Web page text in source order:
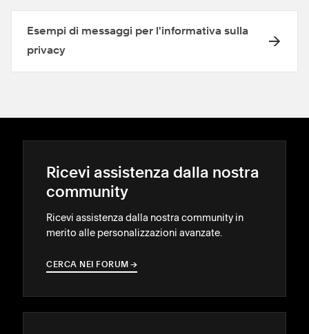
Esempi di messaggi per l'informativa sulla
privacy
Ricevi assistenza dalla nostra
community
Ricevi assistenza dalla nostra community in
merito alle personalizzazioni avanzate.
CERCA NEI FORUM →
→